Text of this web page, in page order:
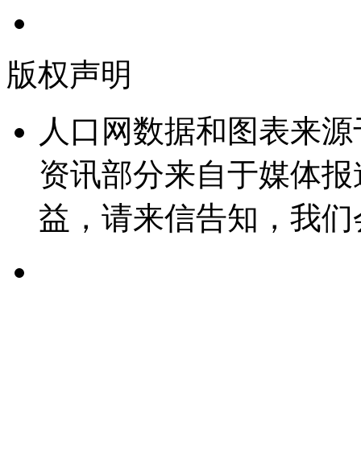
版权声明
人口网数据和图表来
资讯部分来自于媒体
益，请来信告知，我